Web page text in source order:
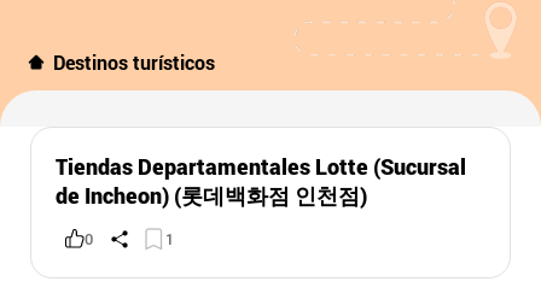
Destinos turísticos
Tiendas Departamentales Lotte (Sucursal
de Incheon) (롯데백화점 인천점)
0 1